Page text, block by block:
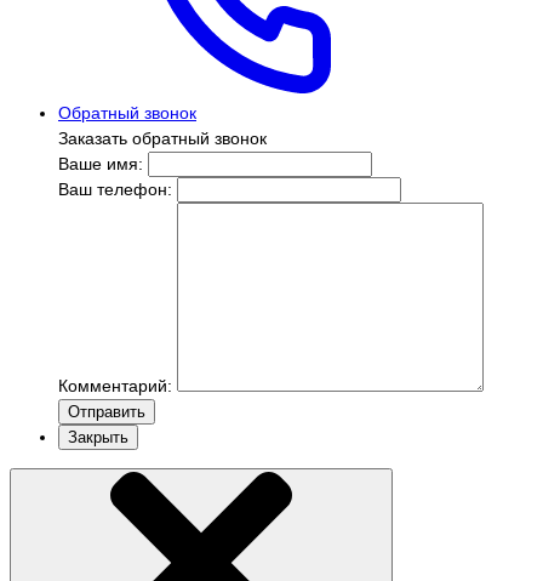
Обратный звонок
Заказать обратный звонок
Ваше имя:
Ваш телефон:
Комментарий:
Отправить
Закрыть